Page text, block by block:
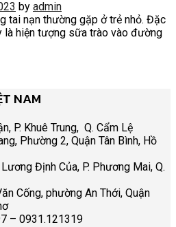
by admin
tai nạn thường gặp ở trẻ nhỏ. Đặc
hiện tượng sữa trào vào đường
NAM
P. Khuê Trung, Q. Cẩm Lệ
Phường 2, Quận Tân Bình, Hồ
Định Của, P. Phương Mai, Q.
Cống, phường An Thới, Quận
– 0931.121319